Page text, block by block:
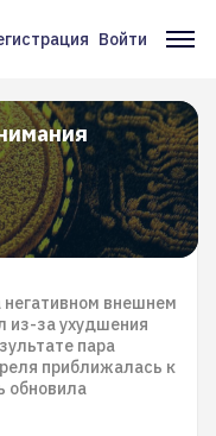
Войти
негативном внешнем
из-за ухудшения
пара
приближалась к
обновила